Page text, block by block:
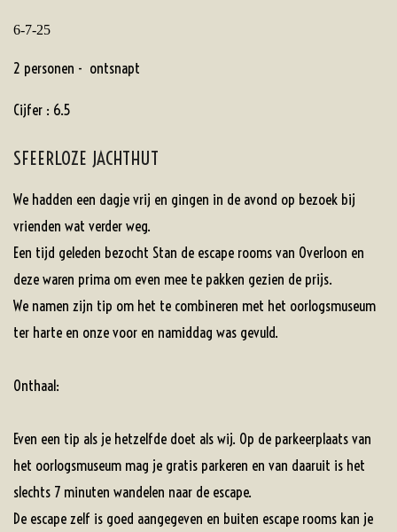
6-7-25
2 personen - ontsnapt
Cijfer : 6.5
SFEERLOZE JACHTHUT
We hadden een dagje vrij en gingen in de avond op bezoek bij
vrienden wat verder weg.
Een tijd geleden bezocht Stan de escape rooms van Overloon en
deze waren prima om even mee te pakken gezien de prijs.
We namen zijn tip om het te combineren met het oorlogsmuseum
ter harte en onze voor en namiddag was gevuld.
Onthaal:
Even een tip als je hetzelfde doet als wij. Op de parkeerplaats van
het oorlogsmuseum mag je gratis parkeren en van daaruit is het
slechts 7 minuten wandelen naar de escape.
De escape zelf is goed aangegeven en buiten escape rooms kan je